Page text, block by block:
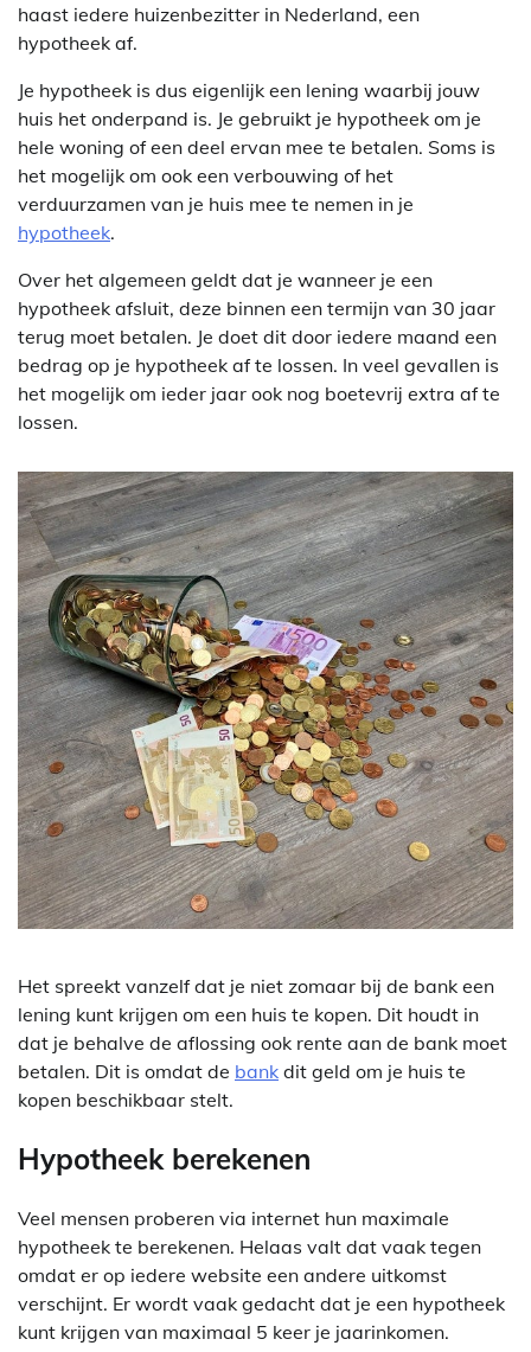
haast iedere huizenbezitter in Nederland, een
hypotheek af.
Je hypotheek is dus eigenlijk een lening waarbij jouw
huis het onderpand is. Je gebruikt je hypotheek om je
hele woning of een deel ervan mee te betalen. Soms is
het mogelijk om ook een verbouwing of het
verduurzamen van je huis mee te nemen in je
hypotheek.
Over het algemeen geldt dat je wanneer je een
hypotheek afsluit, deze binnen een termijn van 30 jaar
terug moet betalen. Je doet dit door iedere maand een
bedrag op je hypotheek af te lossen. In veel gevallen is
het mogelijk om ieder jaar ook nog boetevrij extra af te
lossen.
Het spreekt vanzelf dat je niet zomaar bij de bank een
lening kunt krijgen om een huis te kopen. Dit houdt in
dat je behalve de aflossing ook rente aan de bank moet
betalen. Dit is omdat de bank dit geld om je huis te
kopen beschikbaar stelt.
Hypotheek berekenen
Veel mensen proberen via internet hun maximale
hypotheek te berekenen. Helaas valt dat vaak tegen
omdat er op iedere website een andere uitkomst
verschijnt. Er wordt vaak gedacht dat je een hypotheek
kunt krijgen van maximaal 5 keer je jaarinkomen.